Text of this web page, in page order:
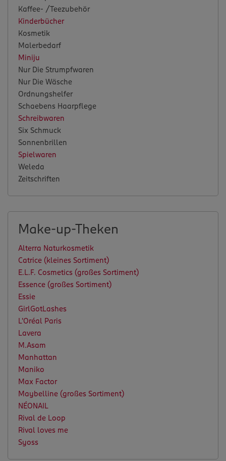
Kaffee- /Teezubehör
Kinderbücher
Kosmetik
Malerbedarf
Miniju
Nur Die Strumpfwaren
Nur Die Wäsche
Ordnungshelfer
Schaebens Haarpflege
Schreibwaren
Six Schmuck
Sonnenbrillen
Spielwaren
Weleda
Zeitschriften
Make-up-Theken
Alterra Naturkosmetik
Catrice (kleines Sortiment)
E.L.F. Cosmetics (großes Sortiment)
Essence (großes Sortiment)
Essie
GirlGotLashes
L'Oréal Paris
Lavera
M.Asam
Manhattan
Maniko
Max Factor
Maybelline (großes Sortiment)
NÉONAIL
Rival de Loop
Rival loves me
Syoss